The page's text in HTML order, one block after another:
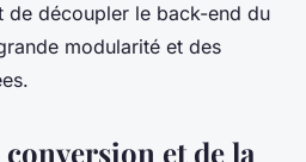
de découpler le back-end du
modularité et des
et de la